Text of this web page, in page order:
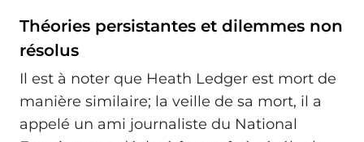
Théories persistantes et dilemmes non
résolus
Il est à noter que Heath Ledger est mort de
manière similaire; la veille de sa mort, il a
appelé un ami journaliste du National